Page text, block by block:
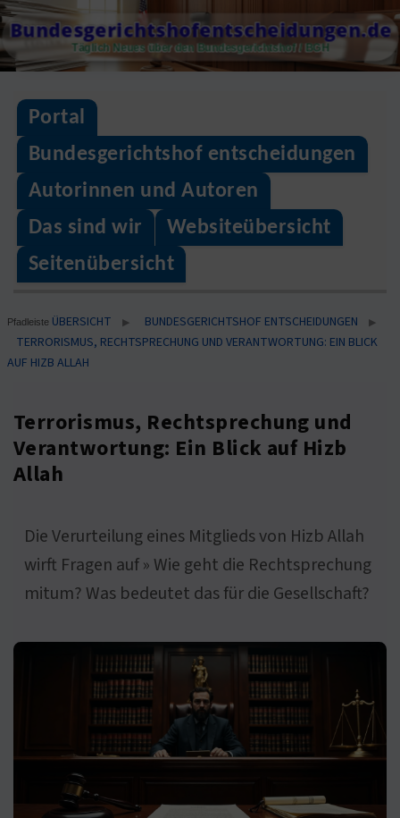
Skip
to
content
Bundesgerichtshofentscheidungen.de
Täglich Neues über den Bundesgerichtshof / BGH
Portal
Bundesgerichtshof entscheidungen
Autorinnen und Autoren
Das sind wir
Websiteübersicht
Seitenübersicht
Pfadleiste ÜBERSICHT ▶ BUNDESGERICHTSHOF ENTSCHEIDUNGEN ▶
TERRORISMUS, RECHTSPRECHUNG UND VERANTWORTUNG: EIN BLICK
AUF HIZB ALLAH
Terrorismus, Rechtsprechung und
Verantwortung: Ein Blick auf Hizb
Allah
Die Verurteilung eines Mitglieds von Hizb Allah
wirft Fragen auf » Wie geht die Rechtsprechung
mitum? Was bedeutet das für die Gesellschaft?